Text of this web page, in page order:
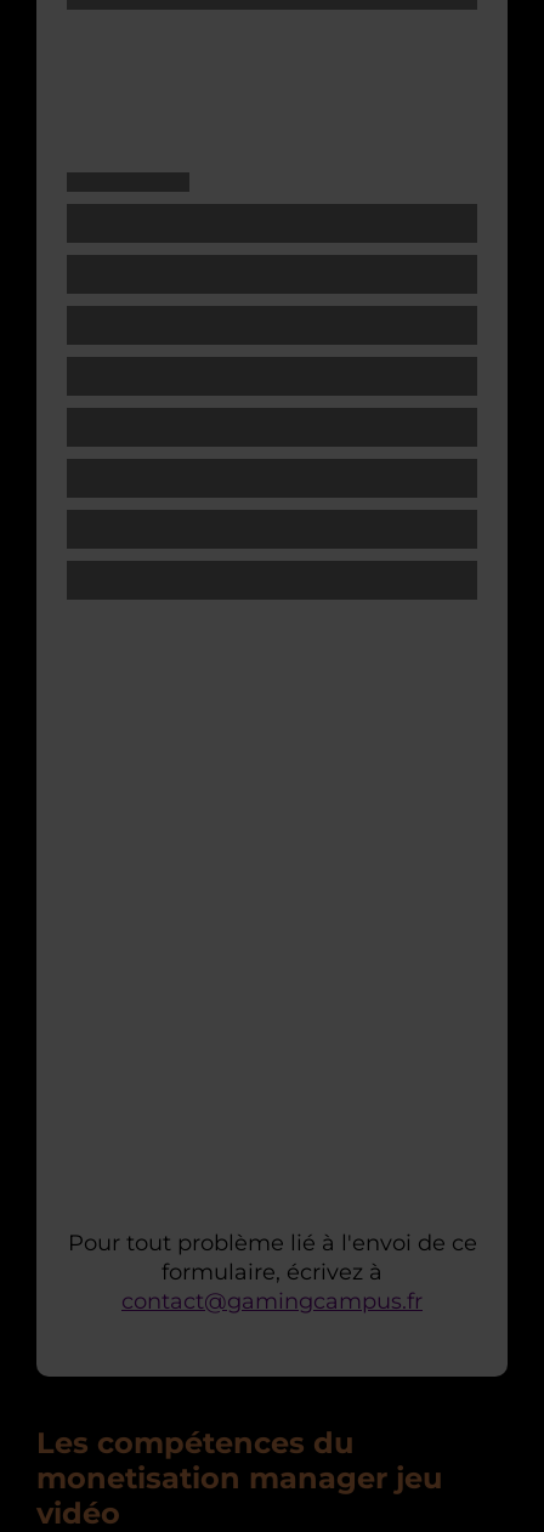
Pour tout problème lié à l'envoi de ce
formulaire, écrivez à
contact@gamingcampus.fr
Les compétences du
monetisation manager jeu
vidéo